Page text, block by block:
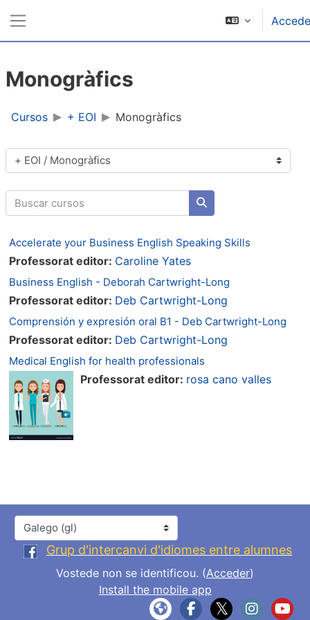
Monogràfics
Cursos + EOI Monogràfics
Categorías de cursos
Buscar cursos
Buscar cursos
Accelerate your Business English Speaking Skills
Professorat editor: Caroline Yates
Business English - Deborah Cartwright-Long
Professorat editor: Deb Cartwright-Long
Comprensión y expresión oral B1 - Deb Cartwright-Long
Professorat editor: Deb Cartwright-Long
Medical English for health professionals
Professorat editor: rosa cano valles
Idioma
Grup d'intercanvi d'idiomes entre alumnes
Vostede non se identificou. (Acceder)
Install the mobile app